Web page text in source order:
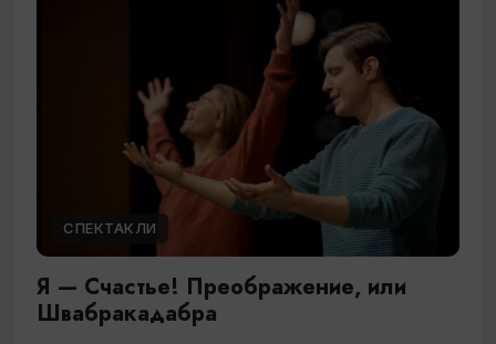
СПЕКТАКЛИ
Я — Счастье! Преображение, или
Швабракадабра